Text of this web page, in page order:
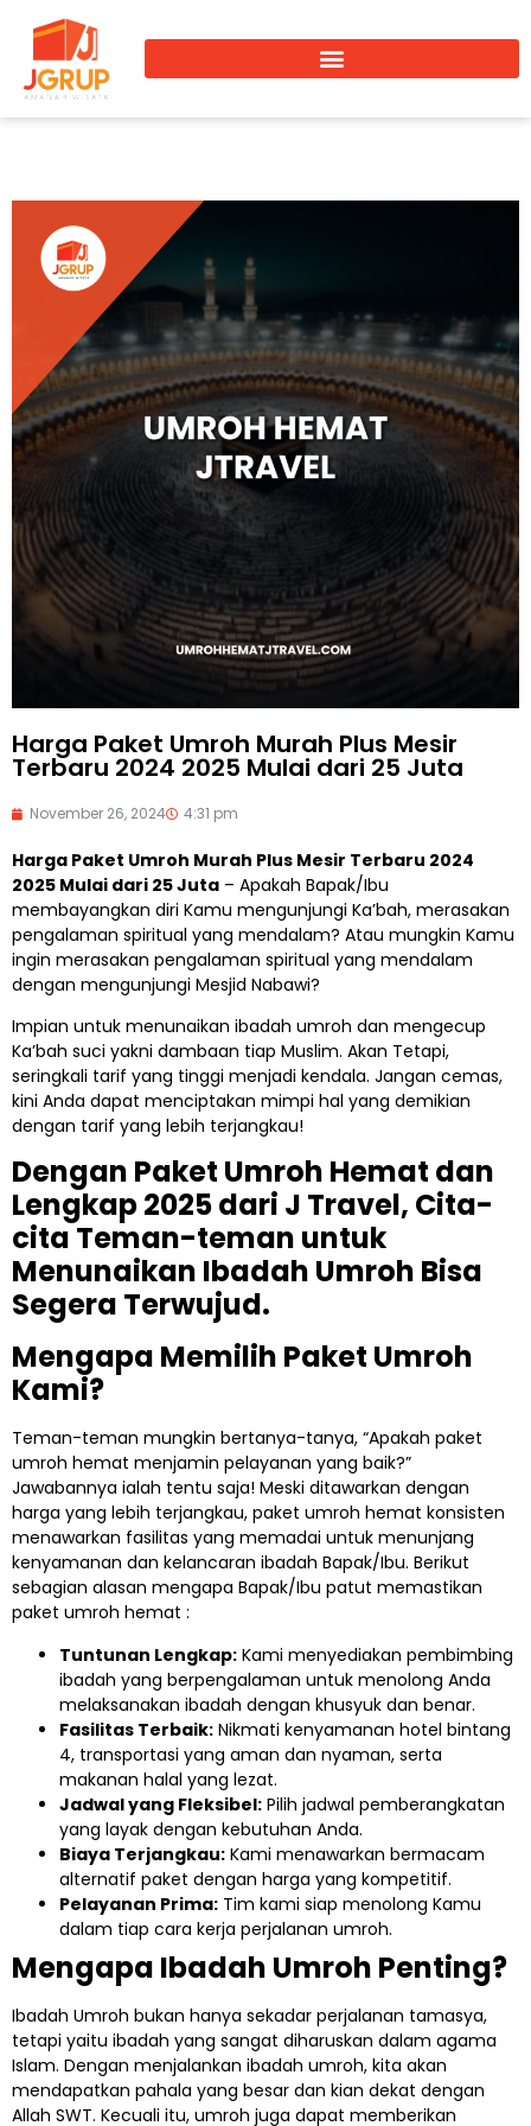
Harga Paket Umroh Murah Plus Mesir
Terbaru 2024 2025 Mulai dari 25 Juta
November 26, 2024 4:31 pm
Harga Paket Umroh Murah Plus Mesir Terbaru 2024
2025 Mulai dari 25 Juta – Apakah Bapak/Ibu
membayangkan diri Kamu mengunjungi Ka’bah, merasakan
pengalaman spiritual yang mendalam? Atau mungkin Kamu
ingin merasakan pengalaman spiritual yang mendalam
dengan mengunjungi Mesjid Nabawi?
Impian untuk menunaikan ibadah umroh dan mengecup
Ka’bah suci yakni dambaan tiap Muslim. Akan Tetapi,
seringkali tarif yang tinggi menjadi kendala. Jangan cemas,
kini Anda dapat menciptakan mimpi hal yang demikian
dengan tarif yang lebih terjangkau!
Dengan Paket Umroh Hemat dan
Lengkap 2025 dari J Travel, Cita-
cita Teman-teman untuk
Menunaikan Ibadah Umroh Bisa
Segera Terwujud.
Mengapa Memilih Paket Umroh
Kami?
Teman-teman mungkin bertanya-tanya, “Apakah paket
umroh hemat menjamin pelayanan yang baik?”
Jawabannya ialah tentu saja! Meski ditawarkan dengan
harga yang lebih terjangkau, paket umroh hemat konsisten
menawarkan fasilitas yang memadai untuk menunjang
kenyamanan dan kelancaran ibadah Bapak/Ibu. Berikut
sebagian alasan mengapa Bapak/Ibu patut memastikan
paket umroh hemat :
Tuntunan Lengkap: Kami menyediakan pembimbing
ibadah yang berpengalaman untuk menolong Anda
melaksanakan ibadah dengan khusyuk dan benar.
Fasilitas Terbaik: Nikmati kenyamanan hotel bintang
4, transportasi yang aman dan nyaman, serta
makanan halal yang lezat.
Jadwal yang Fleksibel: Pilih jadwal pemberangkatan
yang layak dengan kebutuhan Anda.
Biaya Terjangkau: Kami menawarkan bermacam
alternatif paket dengan harga yang kompetitif.
Pelayanan Prima: Tim kami siap menolong Kamu
dalam tiap cara kerja perjalanan umroh.
Mengapa Ibadah Umroh Penting?
Ibadah Umroh bukan hanya sekadar perjalanan tamasya,
tetapi yaitu ibadah yang sangat diharuskan dalam agama
Islam. Dengan menjalankan ibadah umroh, kita akan
mendapatkan pahala yang besar dan kian dekat dengan
Allah SWT. Kecuali itu, umroh juga dapat memberikan